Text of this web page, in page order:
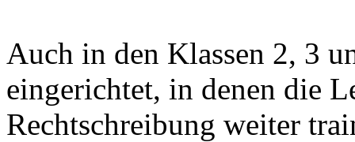
Auch in den Klassen 2, 3
eingerichtet, in denen die
Rechtschreibung weiter